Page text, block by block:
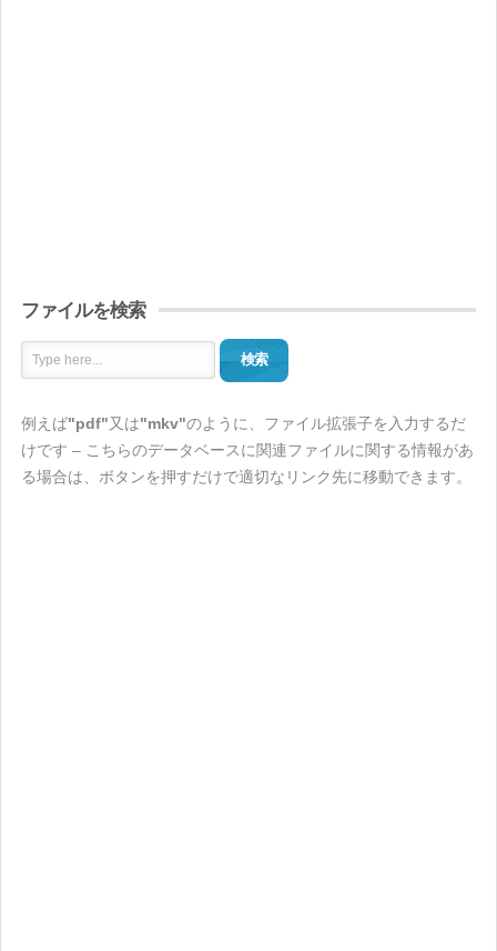
ファイルを検索
検索
例えば"pdf"又は"mkv"のように、ファイル拡張子を入力するだ
けです – こちらのデータベースに関連ファイルに関する情報があ
る場合は、ボタンを押すだけで適切なリンク先に移動できます。